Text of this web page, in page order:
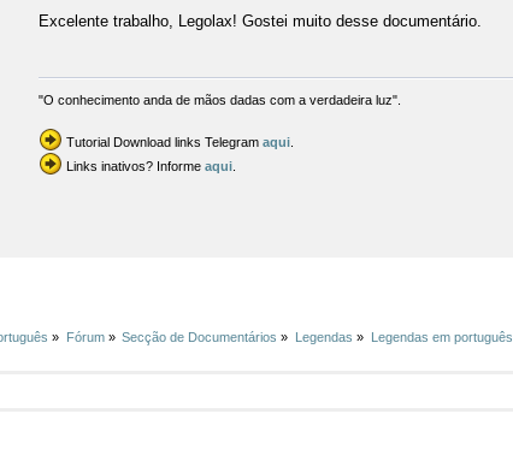
Excelente trabalho, Legolax! Gostei muito desse documentário.
"O conhecimento anda de mãos dadas com a verdadeira luz".
Tutorial Download links Telegramaqui
Links inativos? Informeaqui
» Fórum» Secção de Documentários » Legendas » Legendas em português